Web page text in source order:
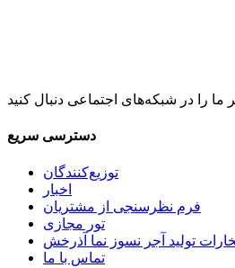
دسترسی سریع
توزیع‌کنندگان
اخبار
فرم نظرسنجی از مشتریان
تور مجازی
تولید آجر نسوز نما آذرخش
تماس با ما